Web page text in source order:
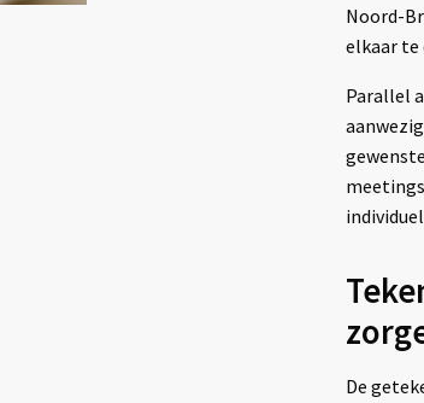
Noord-
elkaar te
Parallel
De